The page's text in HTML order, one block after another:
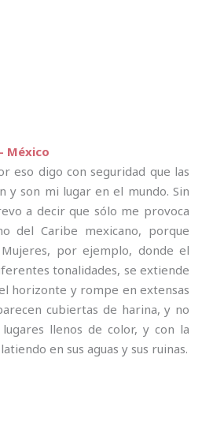
México
eso digo con seguridad que las
y son mi lugar en el mundo. Sin
a decir que sólo me provoca
del Caribe mexicano, porque
por ejemplo, donde el
tonalidades, se extiende
horizonte y rompe en extensas
cubiertas de harina, y no
llenos de color, y con la
en sus aguas y sus ruinas.